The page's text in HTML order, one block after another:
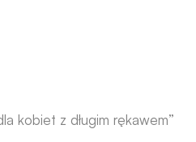
kobiet z długim rękawem”